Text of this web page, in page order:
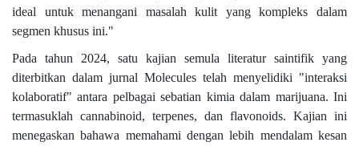
ideal untuk menangani masalah kulit yang kompleks dalam
segmen khusus ini."
Pada tahun 2024, satu kajian semula literatur saintifik yang
diterbitkan dalam jurnal Molecules telah menyelidiki "interaksi
kolaboratif" antara pelbagai sebatian kimia dalam marijuana. Ini
termasuklah cannabinoid, terpenes, dan flavonoids. Kajian ini
menegaskan bahawa memahami dengan lebih mendalam kesan